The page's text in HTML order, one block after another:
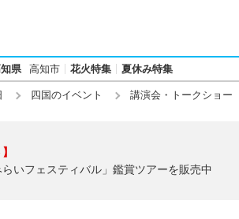
県 高知市 花火特集 夏休み特集
四国のイベント 講演会・トークショー
いフェスティバル」鑑賞ツアーを販売中